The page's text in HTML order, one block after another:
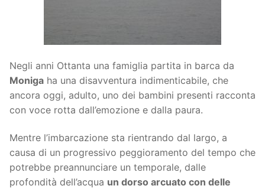
Negli anni Ottanta una famiglia partita in barca da
Moniga ha una disavventura indimenticabile, che
ancora oggi, adulto, uno dei bambini presenti racconta
con voce rotta dall’emozione e dalla paura.
Mentre l’imbarcazione sta rientrando dal largo, a
causa di un progressivo peggioramento del tempo che
potrebbe preannunciare un temporale, dalle
profondità dell’acqua un dorso arcuato con delle